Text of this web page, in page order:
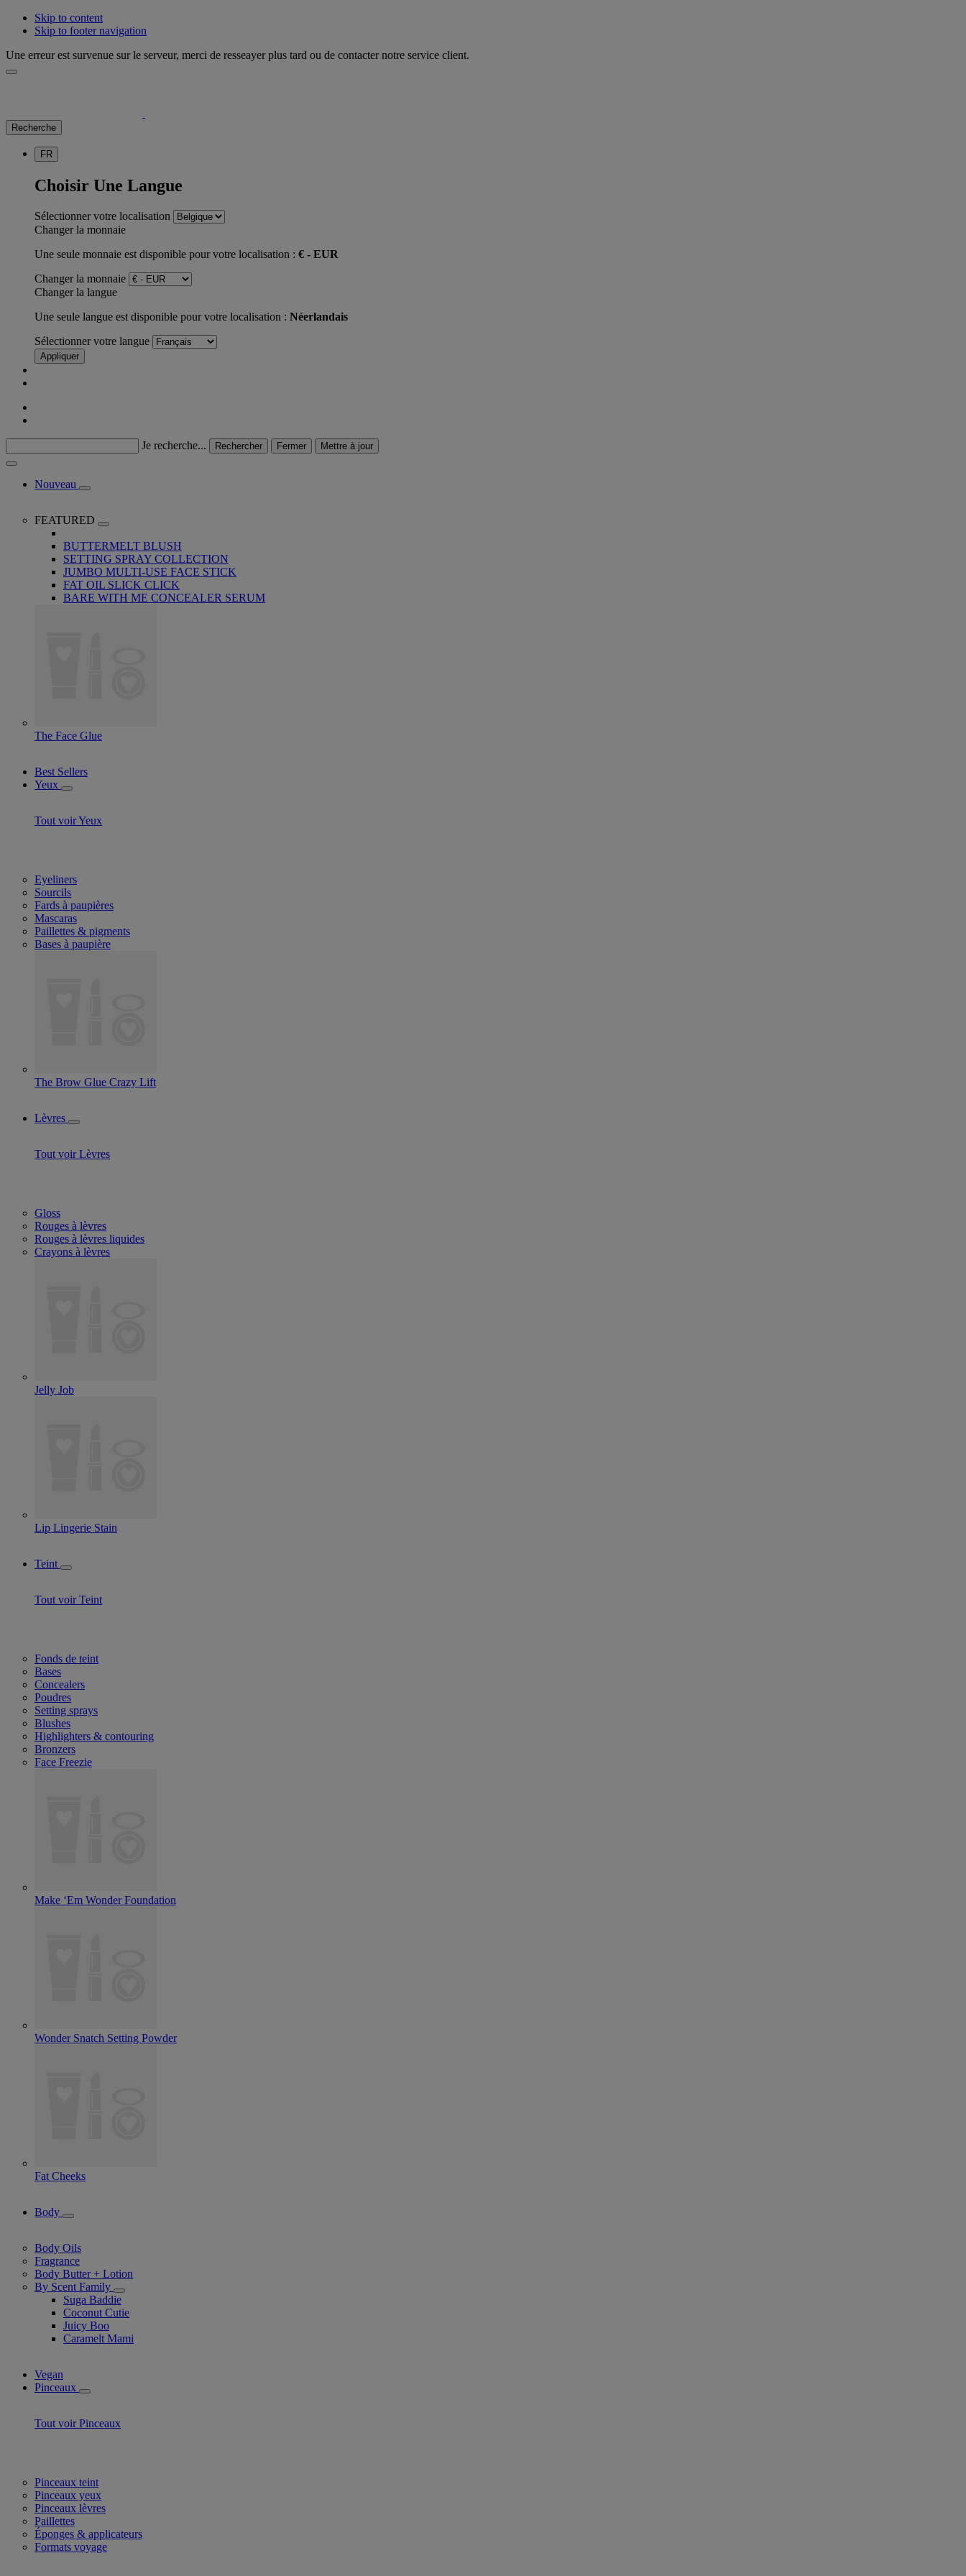
Skip to content
Skip to footer navigation
Une erreur est survenue sur le serveur, merci de resseayer plus tard ou de contacter notre service client.
Recherche
FR
Choisir Une Langue
Sélectionner votre localisation
Changer la monnaie
Une seule monnaie est disponible pour votre localisation : € - EUR
Changer la monnaie
Changer la langue
Une seule langue est disponible pour votre localisation : Néerlandais
Sélectionner votre langue
Appliquer
Je recherche... Rechercher Fermer Mettre à jour
Nouveau
FEATURED
BUTTERMELT BLUSH
SETTING SPRAY COLLECTION
JUMBO MULTI-USE FACE STICK
FAT OIL SLICK CLICK
BARE WITH ME CONCEALER SERUM
The Face Glue
Best Sellers
Yeux
Tout voir Yeux
Eyeliners
Sourcils
Fards à paupières
Mascaras
Paillettes & pigments
Bases à paupière
The Brow Glue Crazy Lift
Lèvres
Tout voir Lèvres
Gloss
Rouges à lèvres
Rouges à lèvres liquides
Crayons à lèvres
Jelly Job
Lip Lingerie Stain
Teint
Tout voir Teint
Fonds de teint
Bases
Concealers
Poudres
Setting sprays
Blushes
Highlighters & contouring
Bronzers
Face Freezie
Make ‘Em Wonder Foundation
Wonder Snatch Setting Powder
Fat Cheeks
Body
Body Oils
Fragrance
Body Butter + Lotion
By Scent Family
Suga Baddie
Coconut Cutie
Juicy Boo
Caramelt Mami
Vegan
Pinceaux
Tout voir Pinceaux
Pinceaux teint
Pinceaux yeux
Pinceaux lèvres
Paillettes
Éponges & applicateurs
Formats voyage